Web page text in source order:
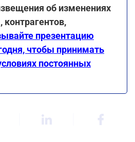
об изменениях
контрагентов,
презентацию
чтобы принимать
постоянных